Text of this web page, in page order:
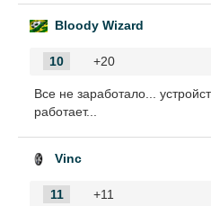
Bloody Wizard
10 +20
Все не заработало...
работает...
Vinc
11 +11